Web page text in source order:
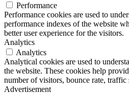
Performance
Performance cookies are used to
performance indexes of the website
better user experience for the visitors.
Analytics
Analytics
Analytical cookies are used to
the website. These cookies help
number of visitors, bounce rate, traffic
Advertisement